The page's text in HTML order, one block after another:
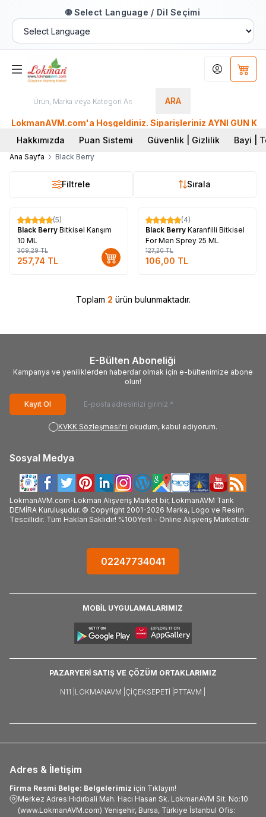
🌐 Select Language / Dil Seçimi
ARA
Hesabım
LokmanAVM.com'a Hoşgeldiniz. Siparişleriniz AYNI GÜN
Hakkımızda
Puan Sistemi Güvenlik | Gizlilik Bayi |
Ana Sayfa Black Berry
Filtrele Sırala
%17
(5)
Black Berry Bitkisel Karışım
10 ML
309,29TL
257,74 TL
%17
(4)
Black Berry Karanfilli Bitkisel
For Men Sprey 25 ML
127,20TL
106,00 TL
Toplam 2 ürün bulunmaktadır.
E-Bülten Aboneliği
Kampanya ve yeniliklerden haberdar olmak için e-bültenimize abone
olun!
Kayıt Ol
KVKK Sözleşmesi'ni okudum, kabul ediyorum.
Sosyal Medya
LokmanAVM.com-Lokman Alışveriş Market bir, LokmanAVM Tarık
DEMİRA Kuruluşudur. © Copyright 2001-2026 Marka, Logo ve Resim
Tescillidir. Tüm Hakları Saklıdır! %100Yerli - Online Alışveriş Marketidir.
02247734041
MOBİL UYGULAMALARIMIZ
PAZARYERİ SATIŞ VE ÇÖZÜM ORTAKLARIMIZ
N11 | LOKMANAVM | ÇIÇEKSEPETI | PTTAVM |
Adres & İletişim
Firma Resmi Belge: Belgelerimiz için Tıklayın!
Merkez Adres:Hıdırbali Mah. Hacı Hasan Sk. LokmanAVM Sit. No:10
(www.LokmanAVM.com) Yenişehir, Bursa, Türkiye İstanbul Ofis: